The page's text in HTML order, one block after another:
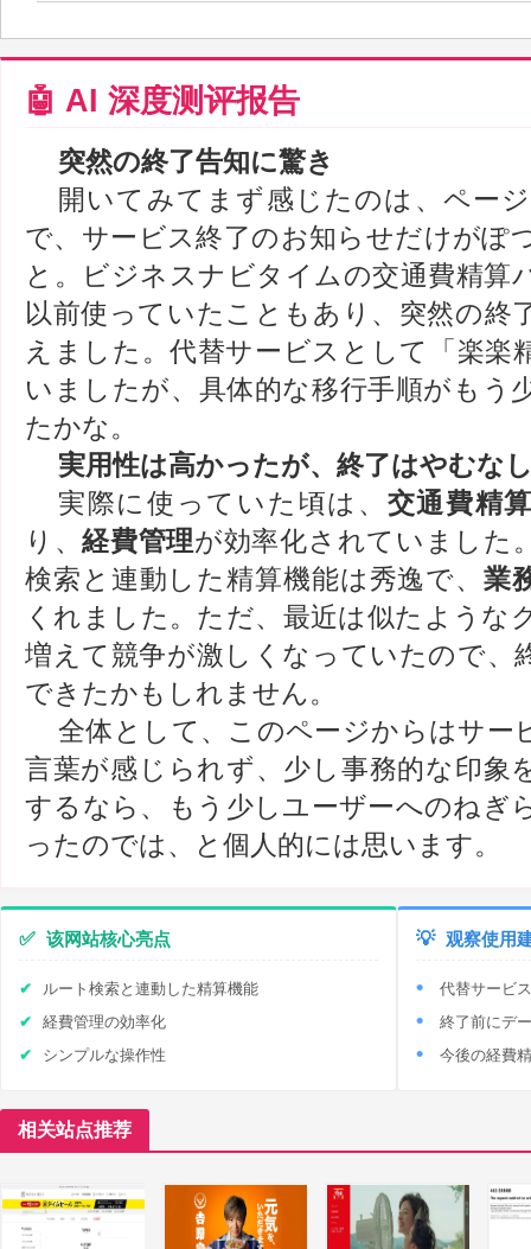
🤖 AI 深度测评报告
突然の終了告知に驚き
開いてみてまず感じたのは、ペー
で、サービス終了のお知らせだけがぽ
と。ビジネスナビタイムの交通費精算
以前使っていたこともあり、突然の終
えました。代替サービスとして「楽楽
いましたが、具体的な移行手順がもう
たかな。
実用性は高かったが、終了はやむな
実際に使っていた頃は、 交通費精
り、経費管理が効率化されていました
検索と連動した精算機能は秀逸で、業
くれました。ただ、最近は似たような
増えて競争が激しくなっていたので、
できたかもしれません。
全体として、このページからはサー
言葉が感じられず、少し事務的な印象
するなら、もう少しユーザーへのねぎ
ったのでは、と個人的には思います。
✅ 该网站核心亮点
ルート検索と連動した精算機能
経費管理の効率化
シンプルな操作性
💡 观察使用
代替サービ
終了前にデ
今後の経費
相关站点推荐